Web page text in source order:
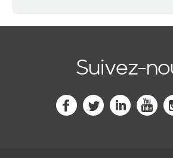
Suivez-